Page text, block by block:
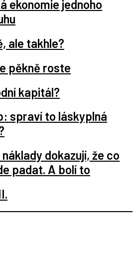
ekonomie jednoho
ale takhle?
pěkně roste
kapitál?
spraví to láskyplná
dokazují, že co
padat. A bolí to